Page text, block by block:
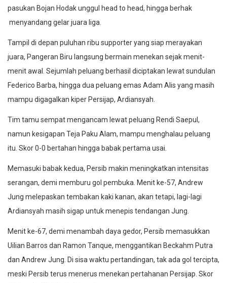
pasukan Bojan Hodak unggul head to head, hingga berhak
menyandang gelar juara liga.
Tampil di depan puluhan ribu supporter yang siap merayakan
juara, Pangeran Biru langsung bermain menekan sejak menit-
menit awal. Sejumlah peluang berhasil diciptakan lewat sundulan
Federico Barba, hingga dua peluang emas Adam Alis yang masih
mampu digagalkan kiper Persijap, Ardiansyah.
Tim tamu sempat mengancam lewat peluang Rendi Saepul,
namun kesigapan Teja Paku Alam, mampu menghalau peluang
itu. Skor 0-0 bertahan hingga babak pertama usai.
Memasuki babak kedua, Persib makin meningkatkan intensitas
serangan, demi memburu gol pembuka. Menit ke-57, Andrew
Jung melepaskan tembakan kaki kanan, akan tetapi, lagi-lagi
Ardiansyah masih sigap untuk menepis tendangan Jung.
Menit ke-67, demi menambah daya gedor, Persib memasukkan
Uilian Barros dan Ramon Tanque, menggantikan Beckahm Putra
dan Andrew Jung. Di sisa waktu pertandingan, tak ada gol tercipta,
meski Persib terus menerus menekan pertahanan Persijap. Skor